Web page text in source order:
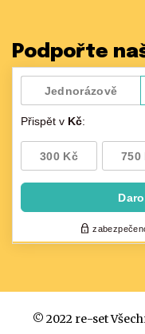
Podpořte
© 2022 re-set